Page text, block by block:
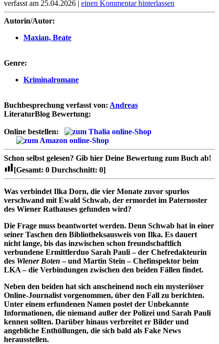
verfasst am 25.04.2026 | einen Kommentar hinterlassen
Autorin/Autor:
Maxian, Beate
Genre:
Kriminalromane
Buchbesprechung verfasst von: Andreas
LiteraturBlog Bewertung:
Online bestellen:
Schon selbst gelesen? Gib hier Deine Bewertung zum Buch ab!
[Gesamt: 0 Durchschnitt: 0]
Was verbindet Ilka Dorn, die vier Monate zuvor spurlos
verschwand mit Ewald Schwab, der ermordet im Paternoster
des Wiener Rathauses gefunden wird?
Die Frage muss beantwortet werden. Denn Schwab hat in einer
seiner Taschen den Bibliotheksausweis von Ilka. Es dauert
nicht lange, bis das inzwischen schon freundschaftlich
verbundene Ermittlerduo Sarah Pauli – der Chefredakteurin
des Wiener Boten – und Martin Stein – Chefinspektor beim
LKA – die Verbindungen zwischen den beiden Fällen findet.
Neben den beiden hat sich anscheinend noch ein mysteriöser
Online-Journalist vorgenommen, über den Fall zu berichten.
Unter einem erfundenen Namen postet der Unbekannte
Informationen, die niemand außer der Polizei und Sarah Pauli
kennen sollten. Darüber hinaus verbreitet er Bilder und
angebliche Enthüllungen, die sich bald als Fake News
herausstellen.